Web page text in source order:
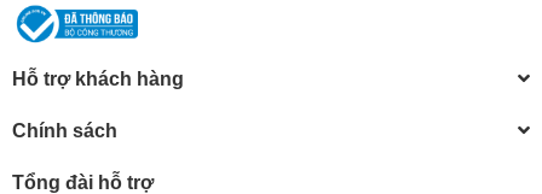
Hỗ trợ khách hàng
Chính sách
Tổng đài hỗ trợ